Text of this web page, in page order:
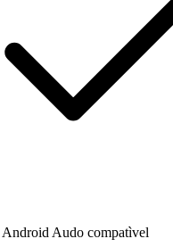
Audo compatìvel